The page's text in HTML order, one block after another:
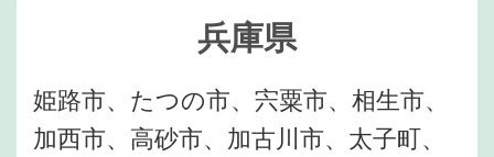
兵庫県
姫路市、たつの市、宍粟市、相生市、
加西市、高砂市、加古川市、太子町、